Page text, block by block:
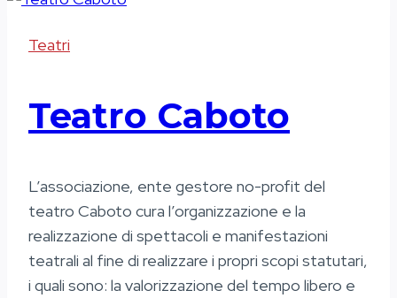
Teatri
Teatro Caboto
L’associazione, ente gestore no-profit del
teatro Caboto cura l’organizzazione e la
realizzazione di spettacoli e manifestazioni
teatrali al fine di realizzare i propri scopi statutari,
i quali sono: la valorizzazione del tempo libero e